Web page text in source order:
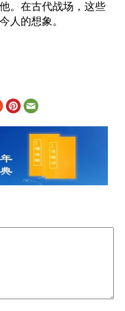
。在古代战场，这些
人的想象。